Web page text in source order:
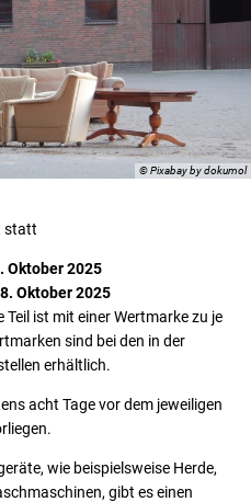
© Pixabay by dokumol
statt
Oktober 2025
Oktober 2025
ist mit einer Wertmarke zu je
sind bei den in der
erhältlich.
acht Tage vor dem jeweiligen
wie beispielsweise Herde,
gibt es einen